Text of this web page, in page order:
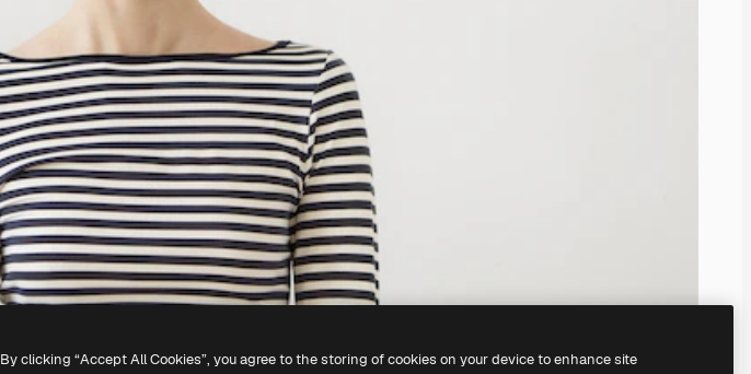
By clicking “Accept All Cookies”, you agree to the storing of cookies on your device to enhance site